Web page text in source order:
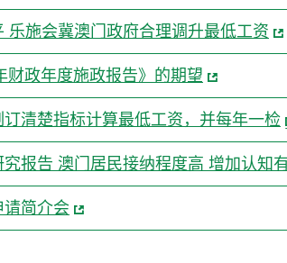
乐施会冀澳门政府合理调升最低工资
财政年度施政报告》的期望
清楚指标计算最低工资，并每年一检
报告 澳门居民接纳程度高 增加认知
简介会